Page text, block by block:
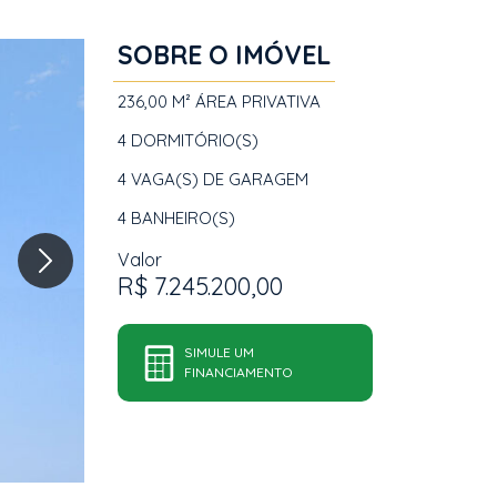
SOBRE O IMÓVEL
236,00 M² ÁREA PRIVATIVA
4 DORMITÓRIO(S)
4 VAGA(S) DE GARAGEM
4 BANHEIRO(S)
Valor
R$ 7.245.200,00
SIMULE UM
FINANCIAMENTO